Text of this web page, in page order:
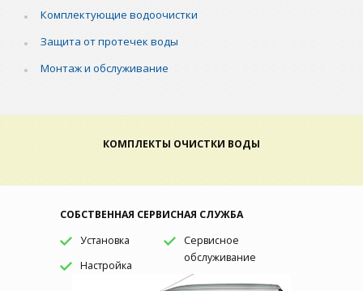
Комплектующие водоочистки
Защита от протечек воды
Монтаж и обслуживание
КОМПЛЕКТЫ ОЧИСТКИ ВОДЫ
СОБСТВЕННАЯ СЕРВИСНАЯ СЛУЖБА
Установка
Настройка
Сервисное
обслуживание